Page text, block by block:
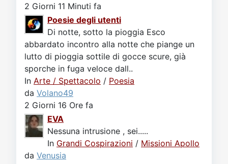
2 Giorni 11 Minuti fa
Poesie degli utenti
Di notte, sotto la pioggia Esco
abbardato incontro alla notte che piange un
lutto di pioggia sottile di gocce scure, già
sporche in fuga veloce dall..
In Arte / Spettacolo / Poesia
da Volano49
2 Giorni 16 Ore fa
EVA
Nessuna intrusione , sei.....
In Grandi Cospirazioni / Missioni Apollo
da Venusia